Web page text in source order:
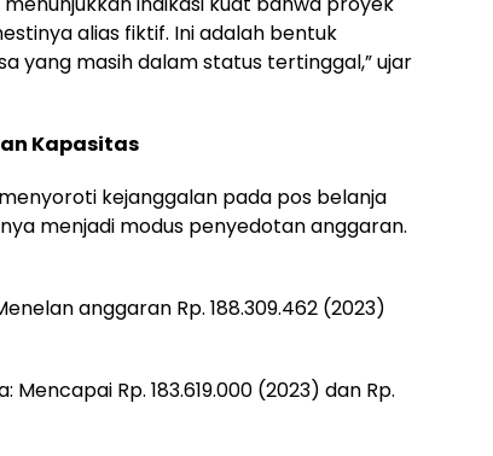
alias fiktif. Ini adalah bentuk
yang masih dalam status tertinggal,” ujar
Kapasitas
kejanggalan pada pos belanja
menjadi modus penyedotan anggaran.
anggaran Rp. 188.309.462 (2023)
Rp. 183.619.000 (2023) dan Rp.